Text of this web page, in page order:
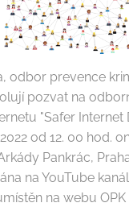
odbor prevence
pozvat na
"Safer Internet
od 12. 00 hod.
Pankrác,
na YouTube
na webu OPK